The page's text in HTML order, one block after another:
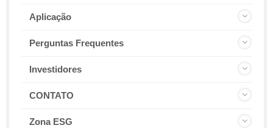
Aplicação
Perguntas Frequentes
Investidores
CONTATO
Zona ESG